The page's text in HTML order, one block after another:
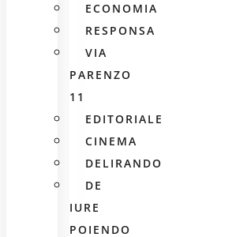
ECONOMIA
RESPONSA
VIA
PARENZO
11
EDITORIALE
CINEMA
DELIRANDO
DE
IURE
POIENDO